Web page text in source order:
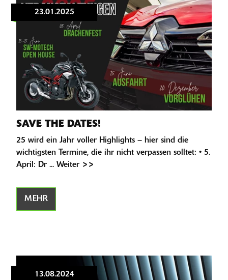
23.01.2025
SAVE THE DATES!
25 wird ein Jahr voller Highlights – hier sind die
wichtigsten Termine, die ihr nicht verpassen solltet: • 5.
April: Dr ... Weiter >>
MEHR
13.08.2024